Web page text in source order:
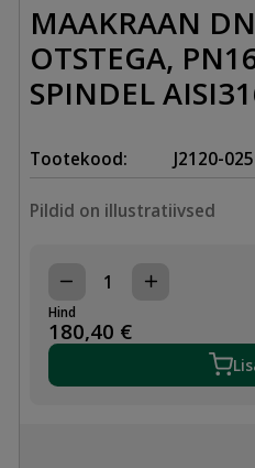
MAAKRAAN
OTSTEGA,
SPINDEL
Tootekood: J2120-
Pildid on illustratiivsed
MAAKRAAN
DN25/32,
PE
OTSTEGA,
EPDM,
Hind
180,40 €